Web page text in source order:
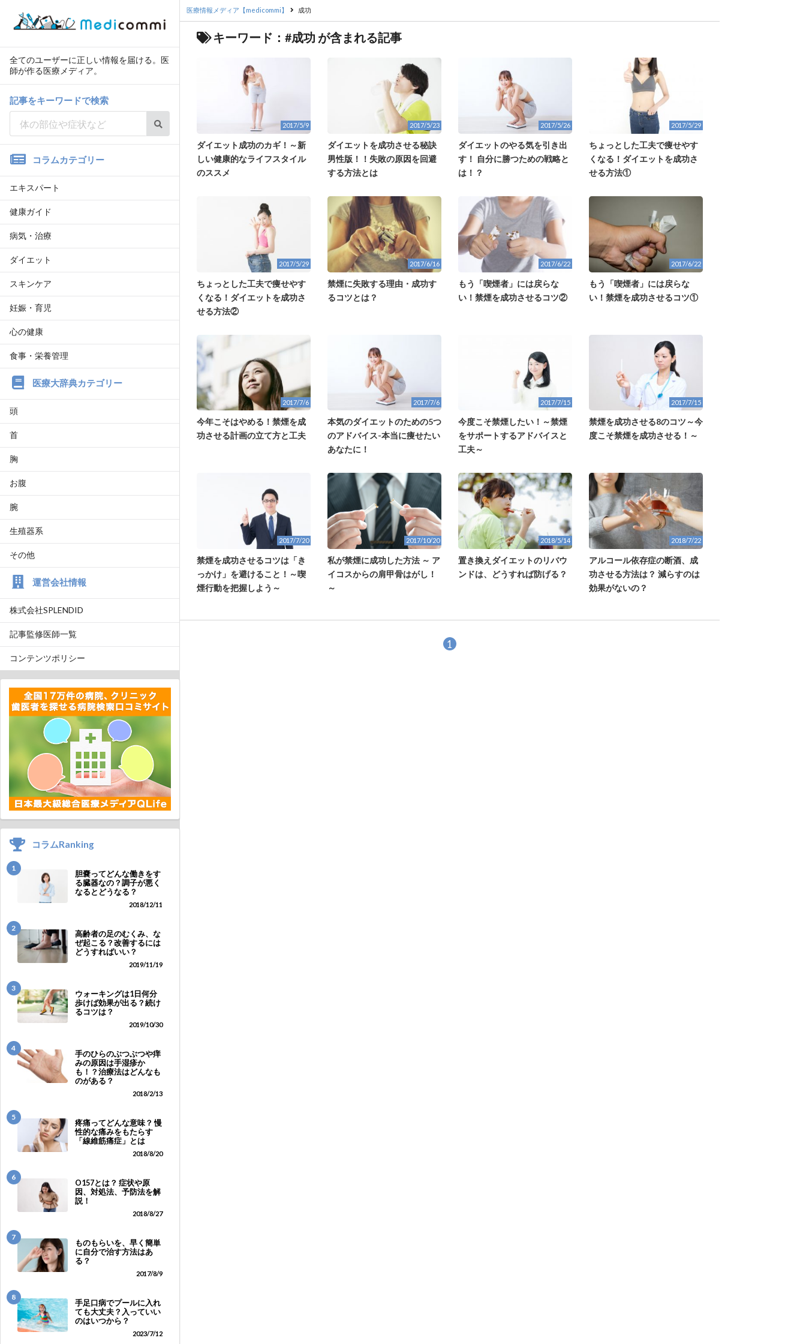
全てのユーザーに正しい情報を届ける。医
師が作る医療メディア。
記事をキーワードで検索
コラムカテゴリー
エキスパート
健康ガイド
病気・治療
ダイエット
スキンケア
妊娠・育児
心の健康
食事・栄養管理
医療大辞典カテゴリー
頭
首
胸
お腹
腕
生殖器系
その他
運営会社情報
株式会社SPLENDID
記事監修医師一覧
コンテンツポリシー
コラムRanking
1
胆嚢ってどんな働きをす
る臓器なの？調子が悪く
なるとどうなる？
2018/12/11
2
高齢者の足のむくみ、な
ぜ起こる？改善するには
どうすればいい？
2019/11/19
3
ウォーキングは1日何分
歩けば効果が出る？続け
るコツは？
2019/10/30
4
手のひらのぶつぶつや痒
みの原因は手湿疹か
も！？治療法はどんなも
のがある？
2018/2/13
5
疼痛ってどんな意味？ 慢
性的な痛みをもたらす
「線維筋痛症」とは
2018/8/20
6
O157とは？ 症状や原
因、対処法、予防法を解
説！
2018/8/27
7
ものもらいを、早く簡単
に自分で治す方法はあ
る？
2017/8/9
8
手足口病でプールに入れ
ても大丈夫？入っていい
のはいつから？
2023/7/12
医療情報メディア【medicommi】 成功
キーワード：#成功 が含まれる記事
2017/5/9
ダイエット成功のカギ！～新
しい健康的なライフスタイル
のススメ
2017/5/23
ダイエットを成功させる秘訣
男性版！！失敗の原因を回避
する方法とは
2017/5/26
ダイエットのやる気を引き出
す！ 自分に勝つための戦略と
は！？
2017/5/29
ちょっとした工夫で痩せやす
くなる！ダイエットを成功さ
せる方法①
2017/5/29
ちょっとした工夫で痩せやす
くなる！ダイエットを成功さ
せる方法②
2017/6/16
禁煙に失敗する理由・成功す
るコツとは？
2017/6/22
もう「喫煙者」には戻らな
い！禁煙を成功させるコツ②
2017/6/22
もう「喫煙者」には戻らな
い！禁煙を成功させるコツ①
2017/7/6
今年こそはやめる！禁煙を成
功させる計画の立て方と工夫
2017/7/6
本気のダイエットのための5つ
のアドバイス-本当に痩せたい
あなたに！
2017/7/15
今度こそ禁煙したい！～禁煙
をサポートするアドバイスと
工夫～
2017/7/15
禁煙を成功させる8のコツ～今
度こそ禁煙を成功させる！～
2017/7/20
禁煙を成功させるコツは「き
っかけ」を避けること！～喫
煙行動を把握しよう～
2017/10/20
私が禁煙に成功した方法 ～ ア
イコスからの肩甲骨はがし！
～
2018/5/14
置き換えダイエットのリバウ
ンドは、どうすれば防げる？
2018/7/22
アルコール依存症の断酒、成
功させる方法は？ 減らすのは
効果がないの？
1